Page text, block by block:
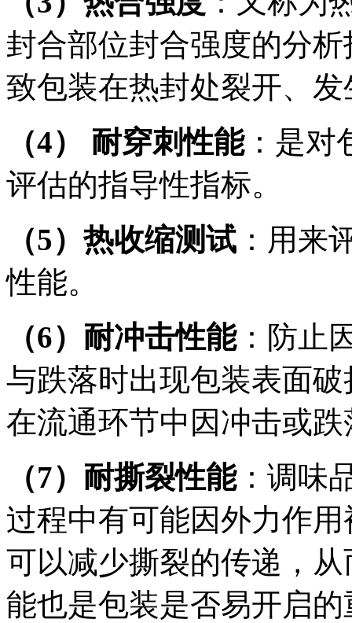
封合部位封合强度的分
致包装在热封处裂开、
（4） 耐穿刺性能：是对
评估的指导性指标。
（5） 热收缩测试 ：用来
性能。
（6）耐冲击性能：防止
与跌落时出现包装表面
在流通环节中因冲击或
（7）耐撕裂性能：调味
过程中有可能因外力作
可以减少撕裂的传递，
能也是包装是否易开启